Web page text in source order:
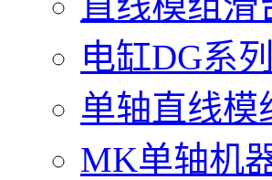
电缸DG系列
单轴直线模
MK单轴机